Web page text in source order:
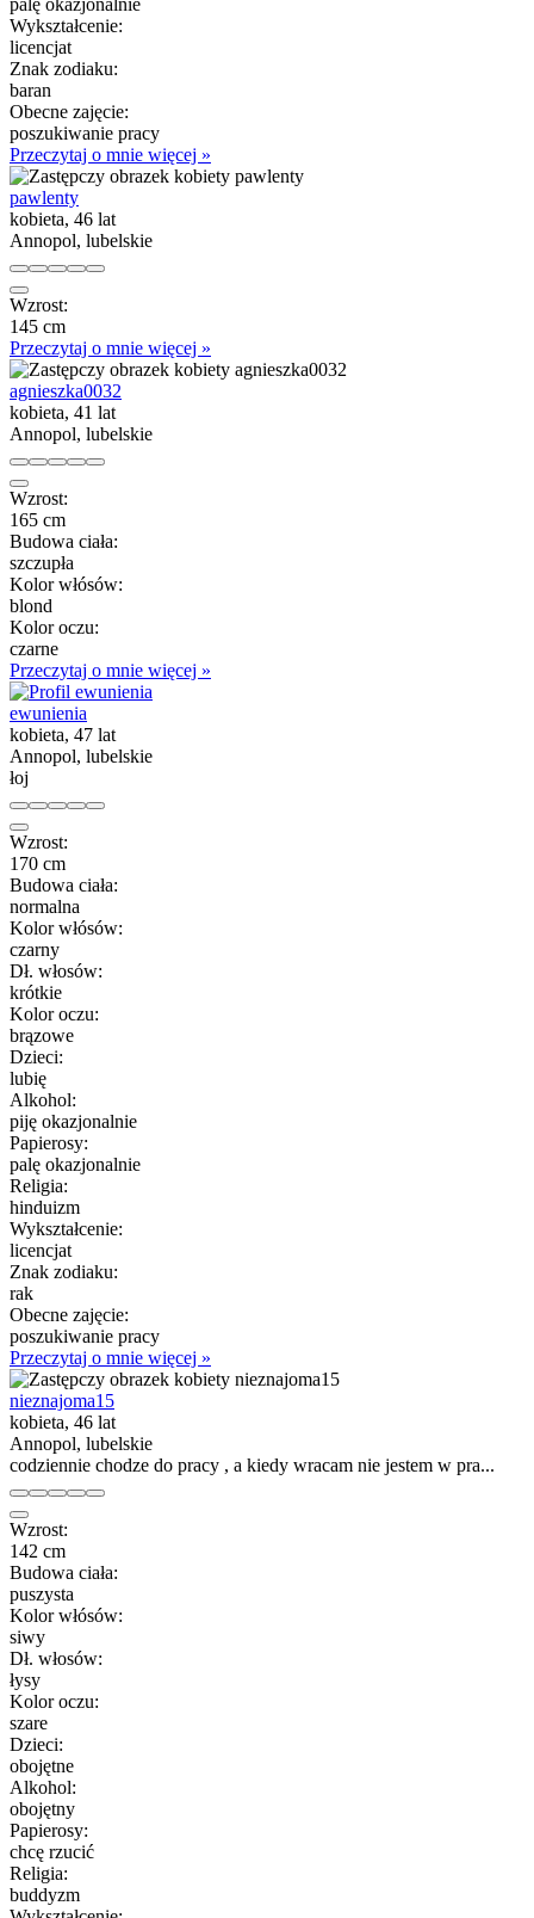
Wykształcenie:
licencjat
Znak zodiaku:
baran
Obecne zajęcie:
poszukiwanie pracy
Przeczytaj o mnie więcej »
pawlenty
kobieta, 46 lat
Annopol, lubelskie
Wzrost:
145 cm
Przeczytaj o mnie więcej »
agnieszka0032
kobieta, 41 lat
Annopol, lubelskie
Wzrost:
165 cm
Budowa ciała:
szczupła
Kolor włósów:
blond
Kolor oczu:
czarne
Przeczytaj o mnie więcej »
ewunienia
kobieta, 47 lat
Annopol, lubelskie
łoj
Wzrost:
170 cm
Budowa ciała:
normalna
Kolor włósów:
czarny
Dł. włosów:
krótkie
Kolor oczu:
brązowe
Dzieci:
lubię
Alkohol:
piję okazjonalnie
Papierosy:
palę okazjonalnie
Religia:
hinduizm
Wykształcenie:
licencjat
Znak zodiaku:
rak
Obecne zajęcie:
poszukiwanie pracy
Przeczytaj o mnie więcej »
nieznajoma15
kobieta, 46 lat
Annopol, lubelskie
codziennie chodze do pracy , a kiedy wracam nie jestem w pra...
Wzrost:
142 cm
Budowa ciała:
puszysta
Kolor włósów:
siwy
Dł. włosów:
łysy
Kolor oczu:
szare
Dzieci:
obojętne
Alkohol:
obojętny
Papierosy:
chcę rzucić
Religia:
buddyzm